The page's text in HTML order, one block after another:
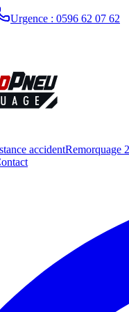
Urgence : 0596 62 07 62
accidentRemorquage